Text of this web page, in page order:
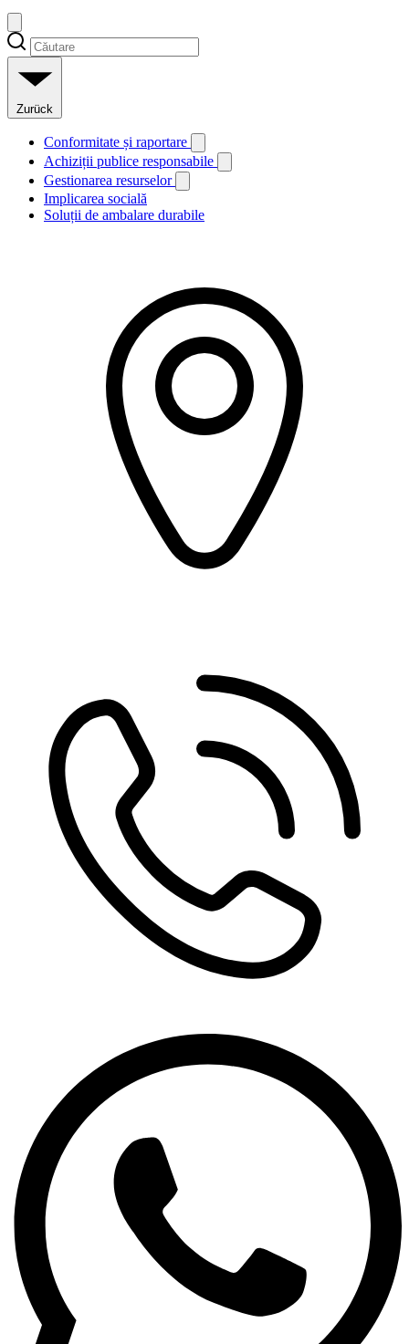
Zurück
Conformitate și raportare
Achiziții publice responsabile
Gestionarea resurselor
Implicarea socială
Soluții de ambalare durabile